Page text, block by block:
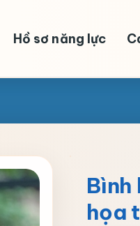
Hồ sơ năng lực
Bình
họa